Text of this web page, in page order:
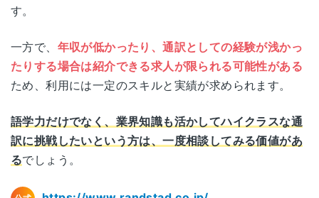
す。
一方で、 年収が低かったり、通訳としての経験が浅かっ
たりする場合は紹介できる求人が限られる可能性がある
ため、利用には一定のスキルと実績が求められます。
語学力だけでなく、業界知識も活かしてハイクラスな通
訳に挑戦したいという方は、一度相談してみる価値があ
るでしょう。